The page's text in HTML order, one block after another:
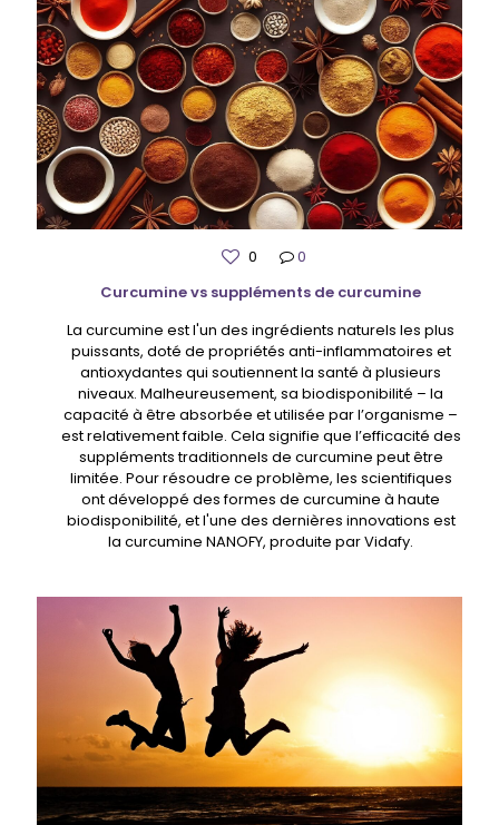
0
0
Curcumine vs suppléments de curcumine
La curcumine est l'un des ingrédients naturels les plus
puissants, doté de propriétés anti-inflammatoires et
antioxydantes qui soutiennent la santé à plusieurs
niveaux. Malheureusement, sa biodisponibilité – la
capacité à être absorbée et utilisée par l’organisme –
est relativement faible. Cela signifie que l’efficacité des
suppléments traditionnels de curcumine peut être
limitée. Pour résoudre ce problème, les scientifiques
ont développé des formes de curcumine à haute
biodisponibilité, et l'une des dernières innovations est
la curcumine NANOFY, produite par Vidafy.